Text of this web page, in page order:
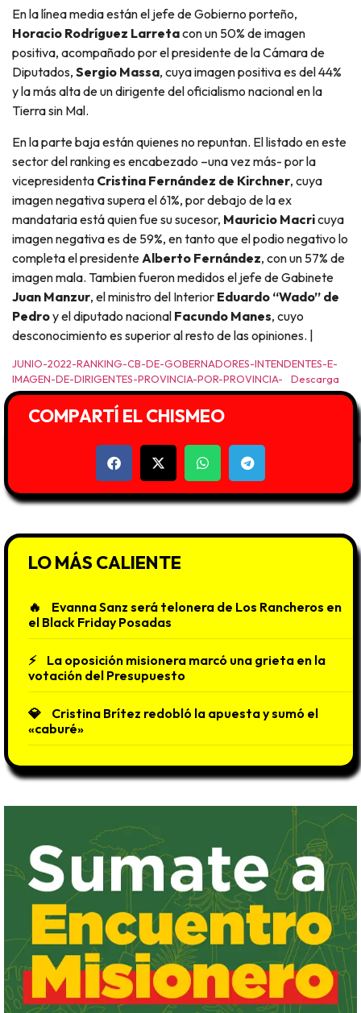
En la línea media están el jefe de Gobierno porteño,
Horacio Rodríguez Larretacon un 50% de imagen
positiva, acompañado por el presidente de la Cámara de
Diputados, Sergio Massa, cuya imagen positiva es del 44%
y la más alta de un dirigente del oficialismo nacional en la
Tierra sin Mal.
En la parte baja están quienes no repuntan. El listado en este
sector del ranking es encabezado –una vez más- por la
vicepresidenta Cristina Fernández de Kirchner, cuya
imagen negativa supera el 61%, por debajo de la ex
mandataria está quien fue su sucesor, Mauricio Macricuya
imagen negativa es de 59%, en tanto que el podio negativo lo
completa el presidente Alberto Fernández, con un 57% de
imagen mala. Tambien fueron medidos el jefe de Gabinete
Juan Manzur, el ministro del Interior Eduardo “Wado” de
Pedroy el diputado nacional Facundo Manes, cuyo
desconocimiento es superior al resto de las opiniones. |
JUNIO-2022-RANKING-CB-DE-GOBERNADORES-INTENDENTES-E-
IMAGEN-DE-DIRIGENTES-PROVINCIA-POR-PROVINCIA-
Descarga
COMPARTÍ EL CHISMEO
LO MÁS CALIENTE
Evanna Sanz será telonera de Los Rancheros en
el Black Friday Posadas
La oposición misionera marcó una grieta en la
votación del Presupuesto
Cristina Brítez redobló la apuesta y sumó el
«caburé»